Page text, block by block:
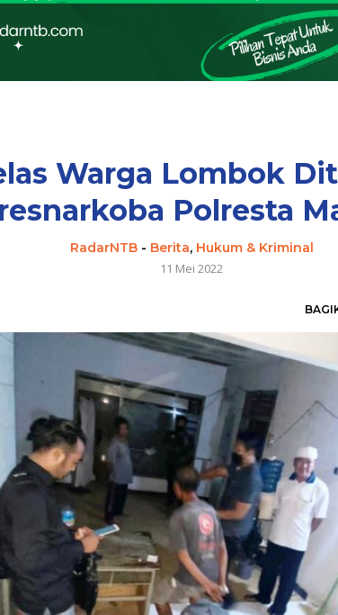
Warga Lombok
Polresta
RadarNTB- Berita, Hukum & Kriminal
11 Mei 2022